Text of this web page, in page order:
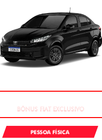
PESSOA FÍSICA